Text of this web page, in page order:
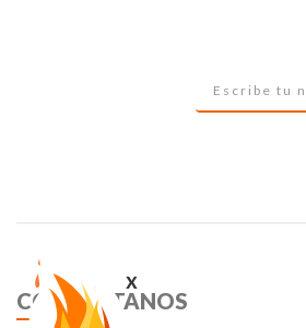
x
CONTÁCTANOS